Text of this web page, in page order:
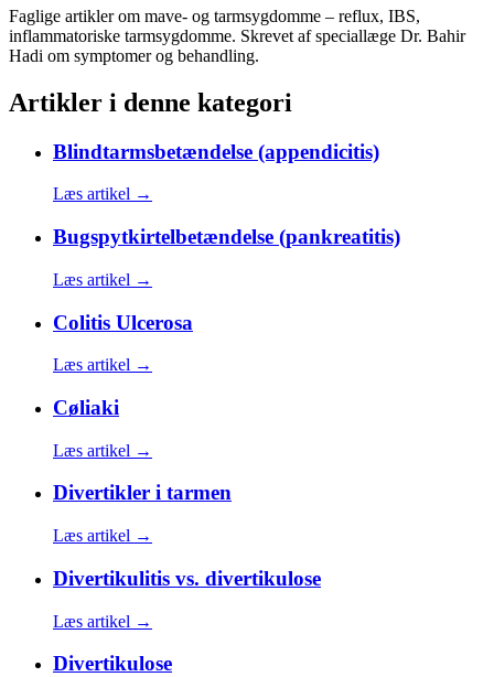
Faglige artikler om mave- og tarmsygdomme – reflux, IBS,
inflammatoriske tarmsygdomme. Skrevet af speciallæge Dr. Bahir
Hadi om symptomer og behandling.
Artikler i denne kategori
Blindtarmsbetændelse (appendicitis)
Læs artikel →
Bugspytkirtelbetændelse (pankreatitis)
Læs artikel →
Colitis Ulcerosa
Læs artikel →
Cøliaki
Læs artikel →
Divertikler i tarmen
Læs artikel →
Divertikulitis vs. divertikulose
Læs artikel →
Divertikulose